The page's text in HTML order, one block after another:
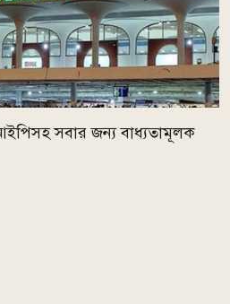
সবার জন্য বাধ্যতামূলক